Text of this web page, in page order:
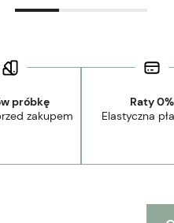
próbkę
zakupem
Raty 0%
Elastyczna